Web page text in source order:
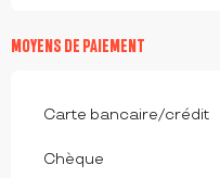
MOYENS DE PAIEMENT
Carte bancaire/crédit
Chèque